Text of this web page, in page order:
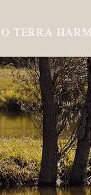
TERRA